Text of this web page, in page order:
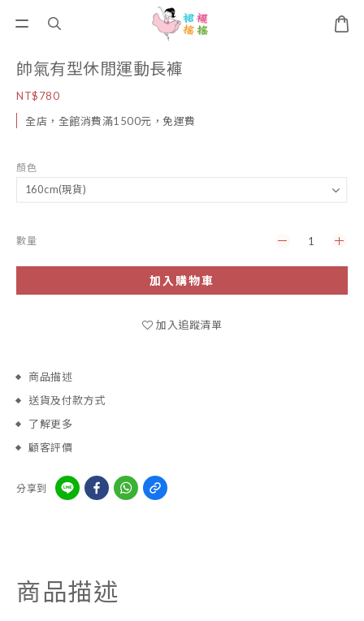
帥氣有型休閒運動長褲
NT$780
全店，全館消費滿1500元，免運費
顏色
數量
加入購物車
加入追蹤清單
商品描述
送貨及付款方式
了解更多
顧客評價
分享到
商品描述